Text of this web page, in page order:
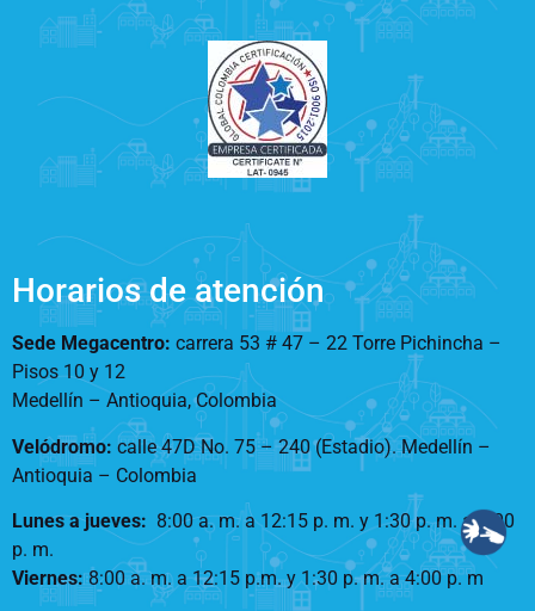
Horarios de atención
Sede Megacentro: carrera 53 # 47 – 22 Torre Pichincha –
Pisos 10 y 12
Medellín – Antioquia, Colombia
Velódromo: calle 47D No. 75 – 240 (Estadio). Medellín –
Antioquia – Colombia
Lunes a jueves: 8:00 a. m. a 12:15 p. m. y 1:30 p. m. a 5:00
p. m.
Viernes:8:00 a. m. a 12:15 p.m. y 1:30 p. m. a 4:00 p. m